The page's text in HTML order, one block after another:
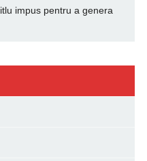
impus pentru a genera